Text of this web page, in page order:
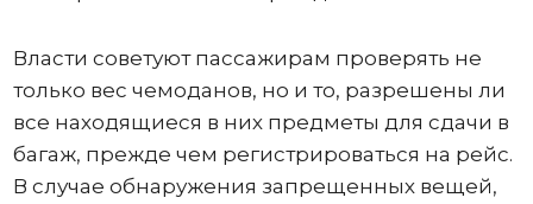
Власти советуют пассажирам проверять не
только вес чемоданов, но и то, разрешены ли
все находящиеся в них предметы для сдачи в
багаж, прежде чем регистрироваться на рейс.
В случае обнаружения запрещенных вещей,